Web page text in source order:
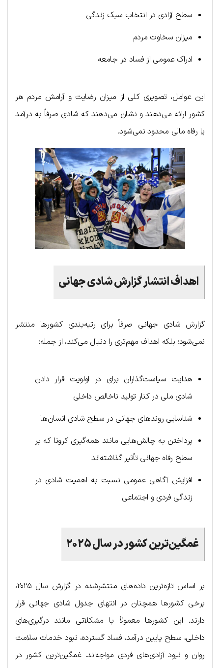
سطح آزادی در انتخاب سبک زندگی
میزان سخاوت مردم
ادراک عمومی از فساد در جامعه
این عوامل، تصویری کلی از میزان رضایت و آرامش مردم هر
کشور ارائه می‌دهند و نشان می‌دهند که شادی صرفاً به درآمد
یا رفاه مالی محدود نمی‌شود.
اهداف انتشار گزارش شادی جهانی
گزارش شادی جهانی صرفاً برای رتبه‌بندی کشورها منتشر
نمی‌شود؛ بلکه اهداف مهم‌تری را دنبال می‌کند، از جمله:
هدایت سیاست‌گذاران برای در اولویت قرار دادن
شادی ملی در کنار تولید ناخالص داخلی
شناسایی روندهای جهانی در سطح شادی انسان‌ها
پرداختن به چالش‌هایی مانند همه‌گیری کرونا که بر
سطح رفاه جهانی تأثیر گذاشته‌اند
افزایش آگاهی عمومی نسبت به اهمیت شادی در
زندگی فردی و اجتماعی
غمگین‌ترین کشور در سال ۲۰۲۵
بر اساس تازه‌ترین داده‌های منتشرشده در گزارش سال ۲۰۲۵،
برخی کشورها همچنان در انتهای جدول شادی جهانی قرار
دارند. این کشورها معمولاً با مشکلاتی مانند درگیری‌های
داخلی، سطح پایین درآمد، فساد گسترده، نبود خدمات سلامت
روان و نبود آزادی‌های فردی مواجه‌اند. غمگین‌ترین کشور در